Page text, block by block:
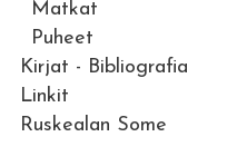
Matkat
Puheet
Kirjat - Bibliografia
Linkit
Ruskealan Some